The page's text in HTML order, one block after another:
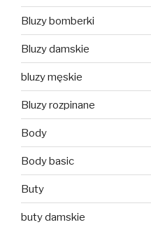
Bluzy bomberki
Bluzy damskie
bluzy męskie
Bluzy rozpinane
Body
Body basic
Buty
buty damskie